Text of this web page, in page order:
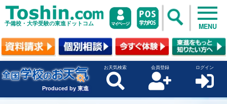
予備校・大学受験の東進ドットコム MENU
Produced by 東進
お天気検索 会員登録 ログイン